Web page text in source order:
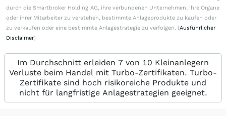
durch die Smartbroker Holding AG, ihre verbundenen Unternehmen, ihre Organe
oder ihrer Mitarbeiter zu verstehen, bestimmte Anlageprodukte zu kaufen oder
zu verkaufen oder eine bestimmte Anlagestrategie zu verfolgen. (Ausführlicher
Disclaimer)
Im Durchschnitt erleiden 7 von 10 Kleinanlegern
Verluste beim Handel mit Turbo-Zertifikaten. Turbo-
Zertifikate sind hoch risikoreiche Produkte und
nicht für langfristige Anlagestrategien geeignet.